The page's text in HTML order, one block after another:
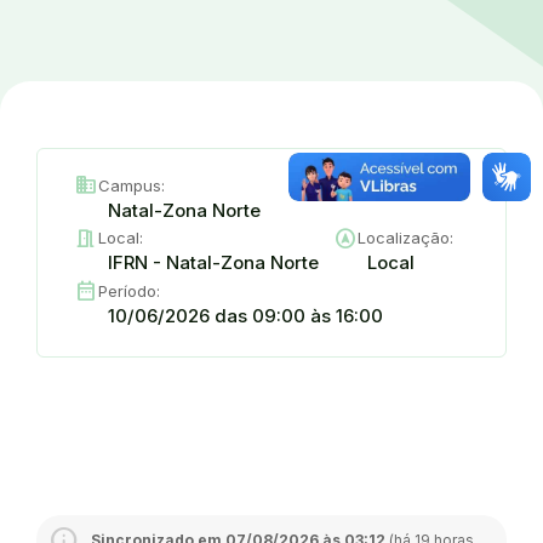
domainCampus:
Natal-Zona Norte
meeting_room Local:
IFRN - Natal-Zona Norte
assistant_navigationLocalização:
Local
date_rangePeríodo:
10/06/2026 das 09:00 às 16:00